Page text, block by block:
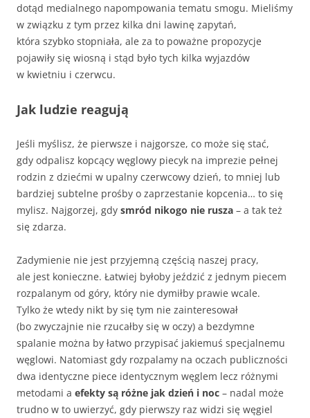
dotąd medialnego napompowania tematu smogu. Mieliśmy
w związku z tym przez kilka dni lawinę zapytań,
która szybko stopniała, ale za to poważne propozycje
pojawiły się wiosną i stąd było tych kilka wyjazdów
w kwietniu i czerwcu.
Jak ludzie reagują
Jeśli myślisz, że pierwsze i najgorsze, co może się stać,
gdy odpalisz kopcący węglowy piecyk na imprezie pełnej
rodzin z dziećmi w upalny czerwcowy dzień, to mniej lub
bardziej subtelne prośby o zaprzestanie kopcenia… to się
mylisz. Najgorzej, gdy smród nikogo nie rusza – a tak też
się zdarza.
Zadymienie nie jest przyjemną częścią naszej pracy,
ale jest konieczne. Łatwiej byłoby jeździć z jednym piecem
rozpalanym od góry, który nie dymiłby prawie wcale.
Tylko że wtedy nikt by się tym nie zainteresował
(bo zwyczajnie nie rzucałby się w oczy) a bezdymne
spalanie można by łatwo przypisać jakiemuś specjalnemu
węglowi. Natomiast gdy rozpalamy na oczach publiczności
dwa identyczne piece identycznym węglem lecz różnymi
metodami a efekty są różne jak dzień i noc – nadal może
trudno w to uwierzyć, gdy pierwszy raz widzi się węgiel